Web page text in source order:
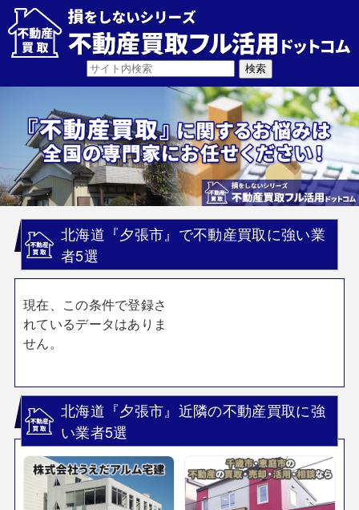
北海道『夕張市』で不動産買取に強い業
者5選
現在、この条件で登録さ
れているデータはありま
せん。
北海道『夕張市』近隣の不動産買取に強
い業者5選